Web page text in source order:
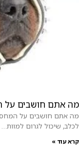
מה אתם חושבים על
מה אתם חושבים על
לכלב, שיכול לגרום
קרא עוד »